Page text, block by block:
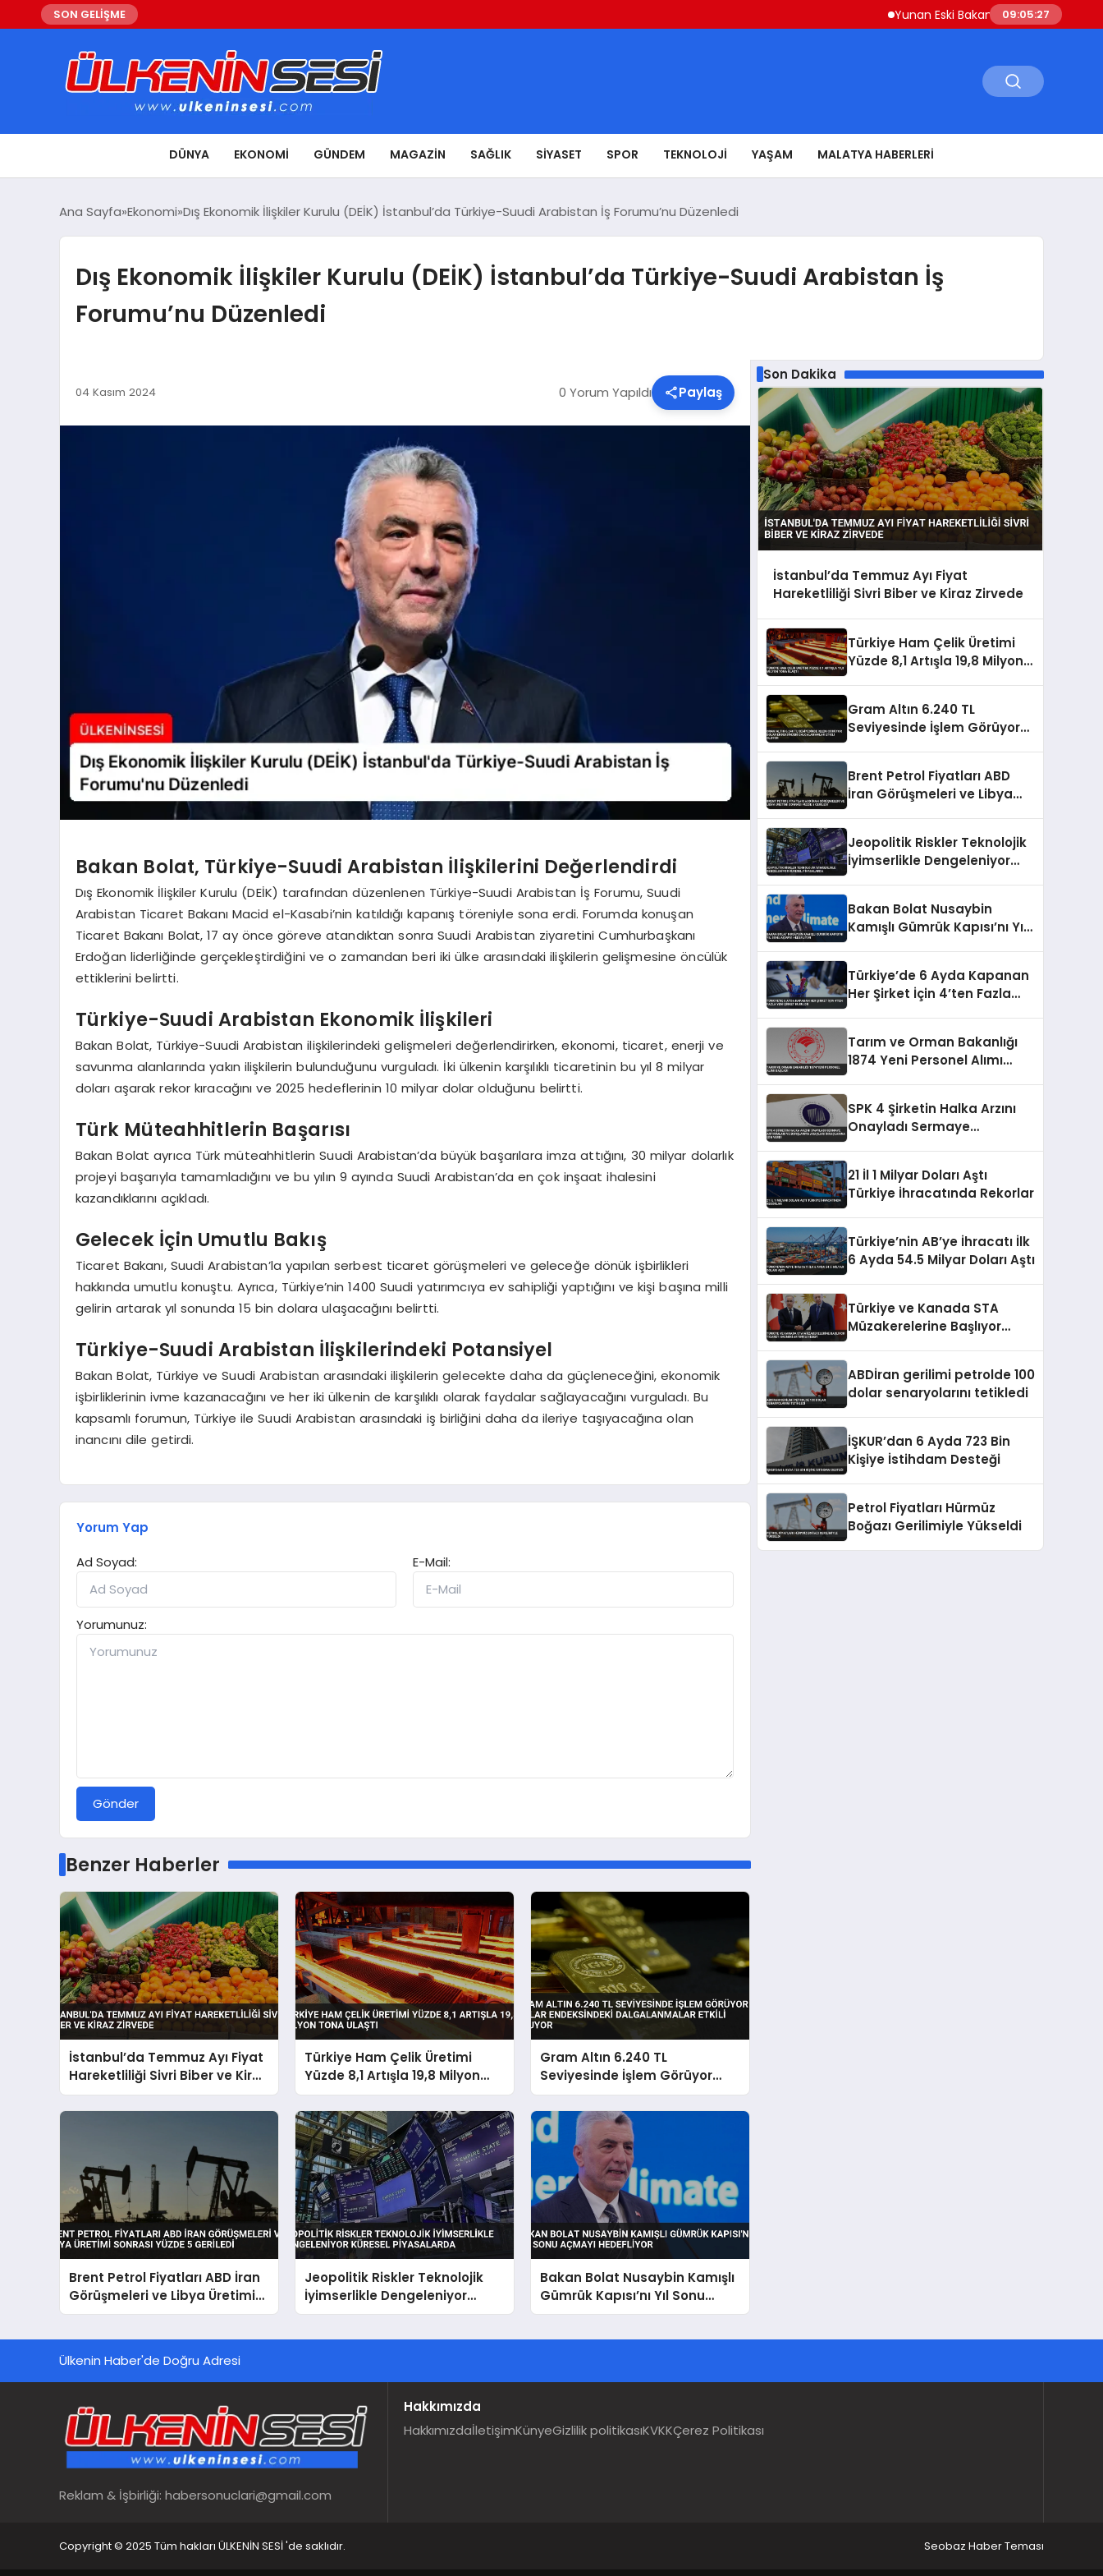
SON GELİŞME Yunan Eski Bakan Varoufakis’ten Atina’ya
09:05:28
DÜNYA EKONOMI GÜNDEM MAGAZIN SAĞLIK SIYASET SPOR TEKNOLOJI YAŞAM MALATYA HABERLERI
Ana Sayfa Ekonomi Dış Ekonomik İlişkiler Kurulu (DEİK) İstanbul’da Türkiye-Suudi Arabistan İş Forumu’nu Düzenledi
Dış Ekonomik İlişkiler Kurulu (DEİK) İstanbul’da Türkiye-Suudi Arabistan İş
Forumu’nu Düzenledi
04 Kasım 2024 0 Yorum Yapıldı Paylaş
Bakan Bolat, Türkiye-Suudi Arabistan İlişkilerini Değerlendirdi
Dış Ekonomik İlişkiler Kurulu (DEİK) tarafından düzenlenen Türkiye-Suudi Arabistan İş Forumu, Suudi
Arabistan Ticaret Bakanı Macid el-Kasabi’nin katıldığı kapanış töreniyle sona erdi. Forumda konuşan
Ticaret Bakanı Bolat, 17 ay önce göreve atandıktan sonra Suudi Arabistan ziyaretini Cumhurbaşkanı
Erdoğan liderliğinde gerçekleştirdiğini ve o zamandan beri iki ülke arasındaki ilişkilerin gelişmesine öncülük
ettiklerini belirtti.
Türkiye-Suudi Arabistan Ekonomik İlişkileri
Bakan Bolat, Türkiye-Suudi Arabistan ilişkilerindeki gelişmeleri değerlendirirken, ekonomi, ticaret, enerji ve
savunma alanlarında yakın ilişkilerin bulunduğunu vurguladı. İki ülkenin karşılıklı ticaretinin bu yıl 8 milyar
doları aşarak rekor kıracağını ve 2025 hedeflerinin 10 milyar dolar olduğunu belirtti.
Türk Müteahhitlerin Başarısı
Bakan Bolat ayrıca Türk müteahhitlerin Suudi Arabistan’da büyük başarılara imza attığını, 30 milyar dolarlık
projeyi başarıyla tamamladığını ve bu yılın 9 ayında Suudi Arabistan’da en çok inşaat ihalesini
kazandıklarını açıkladı.
Gelecek İçin Umutlu Bakış
Ticaret Bakanı, Suudi Arabistan’la yapılan serbest ticaret görüşmeleri ve geleceğe dönük işbirlikleri
hakkında umutlu konuştu. Ayrıca, Türkiye’nin 1400 Suudi yatırımcıya ev sahipliği yaptığını ve kişi başına milli
gelirin artarak yıl sonunda 15 bin dolara ulaşacağını belirtti.
Türkiye-Suudi Arabistan İlişkilerindeki Potansiyel
Bakan Bolat, Türkiye ve Suudi Arabistan arasındaki ilişkilerin gelecekte daha da güçleneceğini, ekonomik
işbirliklerinin ivme kazanacağını ve her iki ülkenin de karşılıklı olarak faydalar sağlayacağını vurguladı. Bu
kapsamlı forumun, Türkiye ile Suudi Arabistan arasındaki iş birliğini daha da ileriye taşıyacağına olan
inancını dile getirdi.
Yorum Yap
Ad Soyad:
E-Mail:
Yorumunuz:
Gönder
Benzer Haberler
İstanbul’da Temmuz Ayı Fiyat
Hareketliliği Sivri Biber ve Kiraz
Zirvede
Türkiye Ham Çelik Üretimi
Yüzde 8,1 Artışla 19,8 Milyon
Tona Ulaştı
Gram Altın 6.240 TL
Seviyesinde İşlem Görüyor
Dolar Endeksindeki
Dalgalanmalar Etkili Oluyor
Brent Petrol Fiyatları ABD İran
Görüşmeleri ve Libya Üretimi
Sonrası Yüzde 5 Geriledi
Jeopolitik Riskler Teknolojik
İyimserlikle Dengeleniyor
Küresel Piyasalarda
Bakan Bolat Nusaybin Kamışlı
Gümrük Kapısı’nı Yıl Sonu
Açmayı Hedefliyor
Son Dakika
İstanbul’da Temmuz Ayı Fiyat
Hareketliliği Sivri Biber ve Kiraz Zirvede
Türkiye Ham Çelik Üretimi
Yüzde 8,1 Artışla 19,8 Milyon
Gram Altın 6.240 TL
Seviyesinde İşlem Görüyor
Brent Petrol Fiyatları ABD
İran Görüşmeleri ve Libya
Jeopolitik Riskler Teknolojik
İyimserlikle Dengeleniyor
Bakan Bolat Nusaybin
Kamışlı Gümrük Kapısı’nı Yıl
Türkiye’de 6 Ayda Kapanan
Her Şirket İçin 4’ten Fazla
Tarım ve Orman Bakanlığı
1874 Yeni Personel Alımı
SPK 4 Şirketin Halka Arzını
Onayladı Sermaye
21 İl 1 Milyar Doları Aştı
Türkiye İhracatında Rekorlar
Türkiye’nin AB’ye İhracatı İlk
6 Ayda 54.5 Milyar Doları Aştı
Türkiye ve Kanada STA
Müzakerelerine Başlıyor
ABDİran gerilimi petrolde 100
dolar senaryolarını tetikledi
İŞKUR’dan 6 Ayda 723 Bin
Kişiye İstihdam Desteği
Petrol Fiyatları Hürmüz
Boğazı Gerilimiyle Yükseldi
Ülkenin Haber'de Doğru Adresi
Reklam & İşbirliği: habersonuclari@gmail.com
Hakkımızda
HakkımızdaİletişimKünyeGizlilik politikasıKVKKÇerez Politikası
Copyright © 2025 Tüm hakları ÜLKENİN SESİ 'de saklıdır. Seobaz Haber Teması